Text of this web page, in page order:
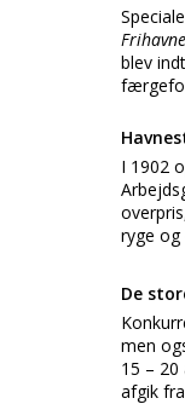
blev
I 1902
ryge og
De
men
15 –
afgik